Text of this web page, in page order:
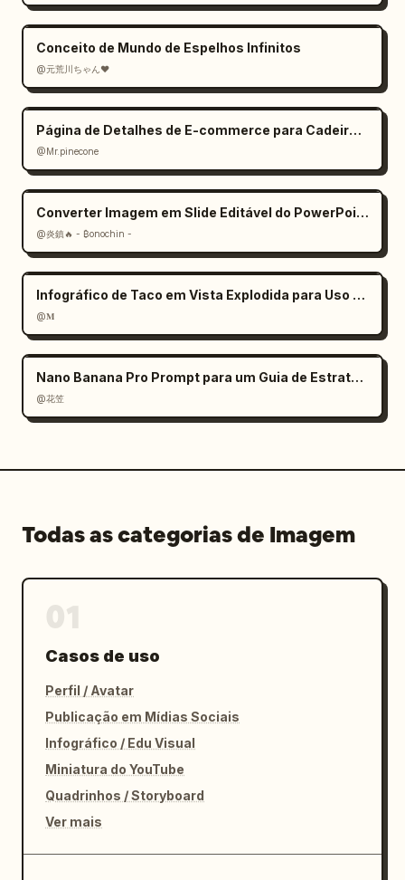
Conceito de Mundo de Espelhos Infinitos
@元荒川ちゃん❤
Página de Detalhes de E-commerce para Cadeira de Escritório Ergonômica (Mobile)
@Mr.pinecone
Converter Imagem em Slide Editável do PowerPoint: Prompt
@炎鎮🔥 - ₿onochin -
Infográfico de Taco em Vista Explodida para Uso Comercial
@𝐌
Nano Banana Pro Prompt para um Guia de Estratégia de Jogo
@花笠
Todas as categorias de Imagem
Casos de uso
Perfil / Avatar
Publicação em Mídias Sociais
Infográfico / Edu Visual
Miniatura do YouTube
Quadrinhos / Storyboard
Ver mais